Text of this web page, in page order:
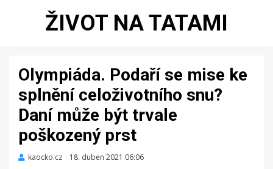
ŽIVOT NA TATAMI
Olympiáda. Podaří se mise ke
splnění celoživotního snu?
Daní může být trvale
poškozený prst
kaocko.cz
Zveřejněno
18. duben 2021 06:06